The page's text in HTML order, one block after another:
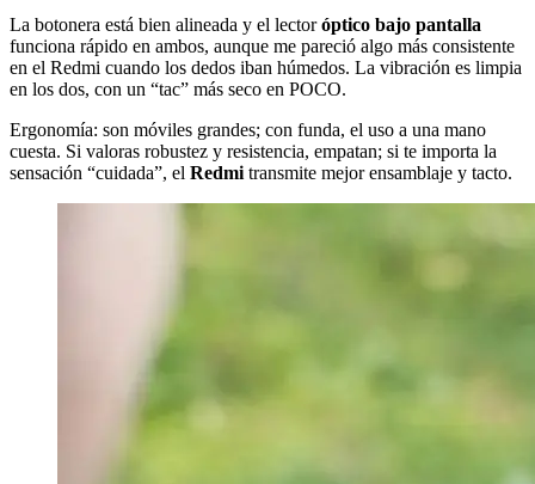
La botonera está bien alineada y el lectoróptico bajo pantalla
funciona rápido en ambos, aunque me pareció algo más consistente
en el Redmi cuando los dedos iban húmedos. La vibración es limpia
en los dos, con un “tac” más seco en POCO.
Ergonomía: son móviles grandes; con funda, el uso a una mano
cuesta. Si valoras robustez y resistencia, empatan; si te importa la
sensación “cuidada”, el Redmi transmite mejor ensamblaje y tacto.